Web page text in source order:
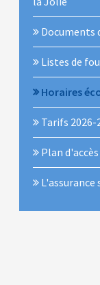
Documents
Listes de
Horaires
Tarifs 2026-
Plan d'accès
L'assurance